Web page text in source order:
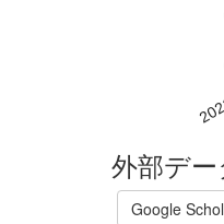
外部デ
Google